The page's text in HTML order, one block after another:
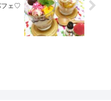
フェ♡